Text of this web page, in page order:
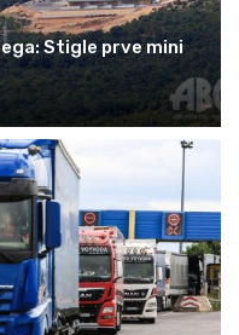
Stigle prve mini